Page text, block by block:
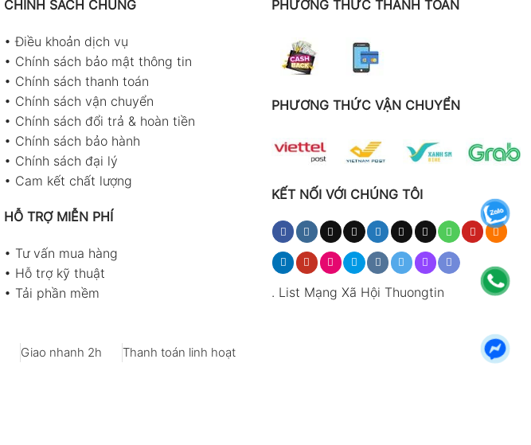
CHÍNH SÁCH CHUNG
•Điều khoản dịch vụ
• Chính sách bảo mật thông tin
• Chính sách thanh toán
• Chính sách vận chuyển
• Chính sách đổi trả & hoàn tiền
• Chính sách bảo hành
• Chính sách đại lý
• Cam kết chất lượng
HỖ TRỢ MIỄN PHÍ
• Tư vấn mua hàng
• Hỗ trợ kỹ thuật
• Tải phần mềm
PHƯƠNG THỨC THANH TOÁN
PHƯƠNG THỨC VẬN CHUYỂN
KẾT NỐI VỚI CHÚNG TÔI
. List Mạng Xã Hội Thuongtin
Giao nhanh 2h Thanh toán linh hoạt